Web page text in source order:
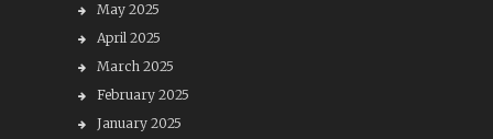
May 2025
April 2025
March 2025
February 2025
January 2025